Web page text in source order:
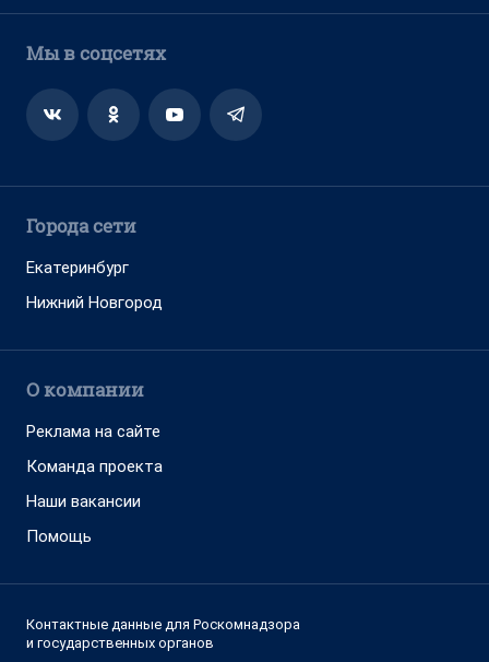
Мы в соцсетях
Города сети
Екатеринбург
Нижний Новгород
О компании
Реклама на сайте
Команда проекта
Наши вакансии
Помощь
Контактные данные для Роскомнадзора
и государственных органов